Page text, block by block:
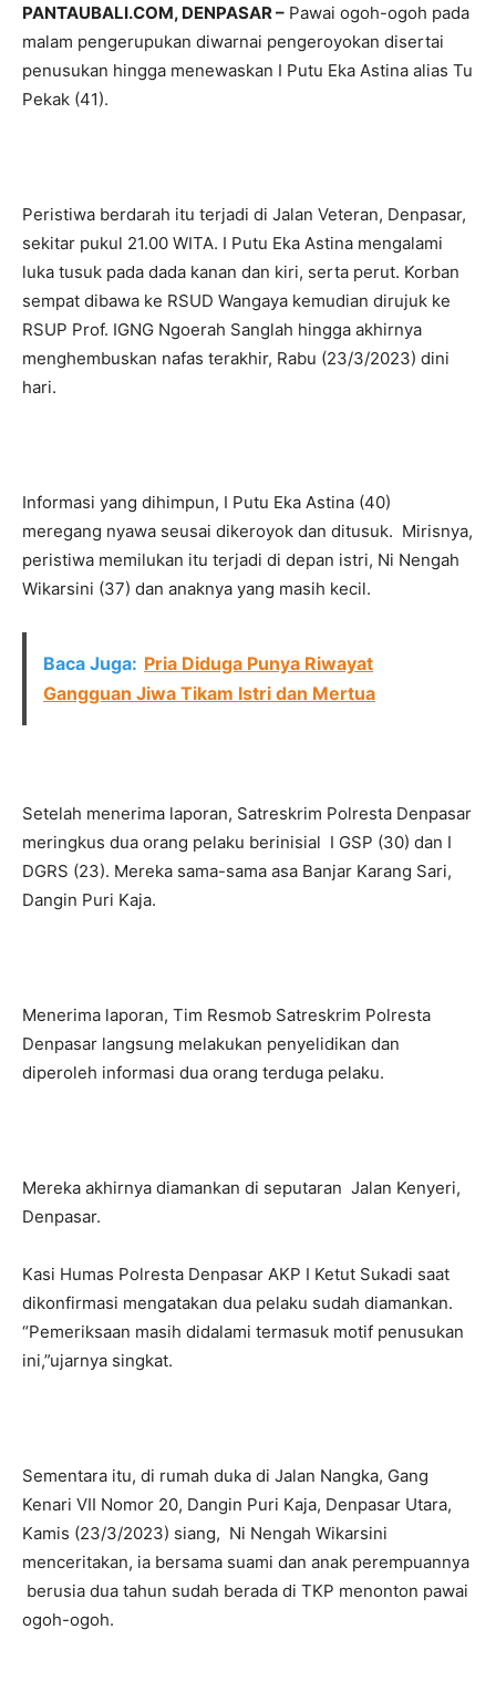
PANTAUBALI.COM, DENPASAR – Pawai ogoh-ogoh pada
malam pengerupukan diwarnai pengeroyokan disertai
penusukan hingga menewaskan I Putu Eka Astina alias Tu
Pekak (41).
Peristiwa berdarah itu terjadi di Jalan Veteran, Denpasar,
sekitar pukul 21.00 WITA. I Putu Eka Astina mengalami
luka tusuk pada dada kanan dan kiri, serta perut. Korban
sempat dibawa ke RSUD Wangaya kemudian dirujuk ke
RSUP Prof. IGNG Ngoerah Sanglah hingga akhirnya
menghembuskan nafas terakhir, Rabu (23/3/2023) dini
hari.
Informasi yang dihimpun, I Putu Eka Astina (40)
meregang nyawa seusai dikeroyok dan ditusuk. Mirisnya,
peristiwa memilukan itu terjadi di depan istri, Ni Nengah
Wikarsini (37) dan anaknya yang masih kecil.
Baca Juga: Pria Diduga Punya Riwayat
Gangguan Jiwa Tikam Istri dan Mertua
Setelah menerima laporan, Satreskrim Polresta Denpasar
meringkus dua orang pelaku berinisial I GSP (30) dan I
DGRS (23). Mereka sama-sama asa Banjar Karang Sari,
Dangin Puri Kaja.
Menerima laporan, Tim Resmob Satreskrim Polresta
Denpasar langsung melakukan penyelidikan dan
diperoleh informasi dua orang terduga pelaku.
Mereka akhirnya diamankan di seputaran Jalan Kenyeri,
Denpasar.
Kasi Humas Polresta Denpasar AKP I Ketut Sukadi saat
dikonfirmasi mengatakan dua pelaku sudah diamankan.
“Pemeriksaan masih didalami termasuk motif penusukan
ini,”ujarnya singkat.
Sementara itu, di rumah duka di Jalan Nangka, Gang
Kenari VII Nomor 20, Dangin Puri Kaja, Denpasar Utara,
Kamis (23/3/2023) siang, Ni Nengah Wikarsini
menceritakan, ia bersama suami dan anak perempuannya
berusia dua tahun sudah berada di TKP menonton pawai
ogoh-ogoh.